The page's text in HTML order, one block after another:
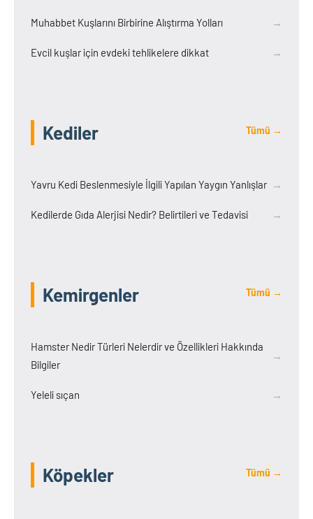
Muhabbet Kuşlarını Birbirine Alıştırma Yolları →
Evcil kuşlar için evdeki tehlikelere dikkat →
Kediler Tümü →
Yavru Kedi Beslenmesiyle İlgili Yapılan Yaygın Yanlışlar →
Kedilerde Gıda Alerjisi Nedir? Belirtileri ve Tedavisi →
Kemirgenler Tümü →
Hamster Nedir Türleri Nelerdir ve Özellikleri Hakkında
Bilgiler
→
Yeleli sıçan →
Köpekler Tümü →